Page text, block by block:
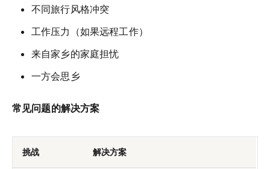
不同旅行风格冲突
工作压力（如果远程工作）
来自家乡的家庭担忧
一方会思乡
常见问题的解决方案
挑战 解决方案